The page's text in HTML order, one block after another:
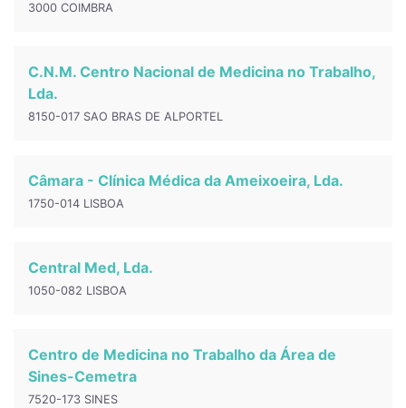
3000 COIMBRA
C.N.M. Centro Nacional de Medicina no Trabalho,
Lda.
8150-017 SAO BRAS DE ALPORTEL
Câmara - Clínica Médica da Ameixoeira, Lda.
1750-014 LISBOA
Central Med, Lda.
1050-082 LISBOA
Centro de Medicina no Trabalho da Área de
Sines-Cemetra
7520-173 SINES